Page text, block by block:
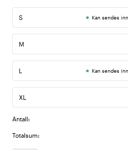
S Kan sendes
M
L Kan sendes
XL
Antall:
Totalsum: